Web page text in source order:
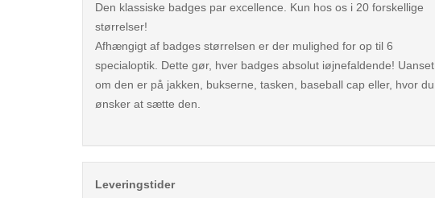
Den klassiske badges par excellence. Kun hos os i 20 forskellige
størrelser!
Afhængigt af badges størrelsen er der mulighed for op til 6
specialoptik. Dette gør, hver badges absolut iøjnefaldende! Uanset
om den er på jakken, bukserne, tasken, baseball cap eller, hvor du
ønsker at sætte den.
Leveringstider